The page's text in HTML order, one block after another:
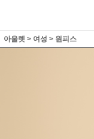
아울렛 > 여성 > 원피스